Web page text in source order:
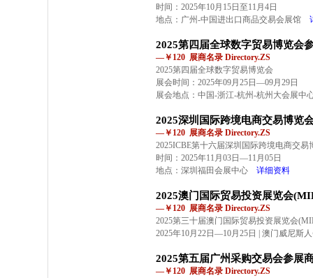
时间：2025年10月15日至11月4日
地点：广州-中国进出口商品交易会展馆
2025第四届全球数字贸易博览会
—￥120 展商名录 Directory.ZS
2025第四届全球数字贸易博览会
展会时间：2025年09月25日—09月29日
展会地点：中国-浙江-杭州-杭州大会展中
2025深圳国际跨境电商交易博览
—￥120 展商名录 Directory.ZS
2025ICBE第十六届深圳国际跨境电商交易
时间：2025年11月03日—11月05日
地点：深圳福田会展中心
详细资料
2025澳门国际贸易投资展览会
—￥120 展商名录 Directory.ZS
2025第三十届澳门国际贸易投资展览会
2025年10月22日—10月25日 | 澳门威尼斯
2025第五届广州采购交易会参展
—￥120 展商名录 Directory.ZS